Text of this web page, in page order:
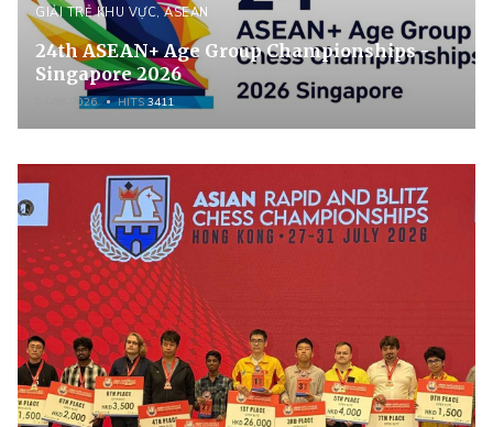
GIẢI TRẺ KHU VỰC, ASEAN
24th ASEAN+ Age Group Championships -
Singapore 2026
04-08-2026 HITS3411